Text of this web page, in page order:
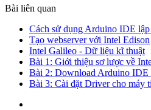
Bài liên quan
Cách sử dụng Arduino IDE
Tạo webserver với Intel Edison
Intel Galileo - Dữ liệu kĩ thuật
Bài 1: Giới thiệu sơ lược về
Bài 2: Download Arduino IDE
Bài 3: Cài đặt Driver cho máy